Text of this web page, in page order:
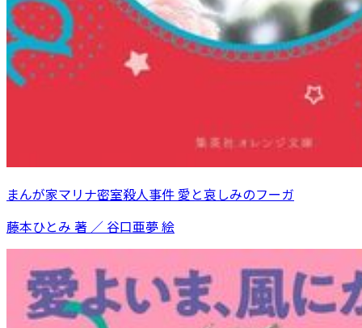
まんが家マリナ密室殺人事件 愛と哀しみのフーガ
藤本ひとみ 著 ／ 谷口亜夢 絵